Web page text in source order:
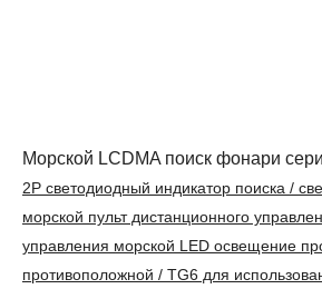
Морской LCDMA поиск фонари
2P светодиодный индикатор поиска /
морской пульт дистанционного
управления морской LED освещение
противоположной / TG6 для